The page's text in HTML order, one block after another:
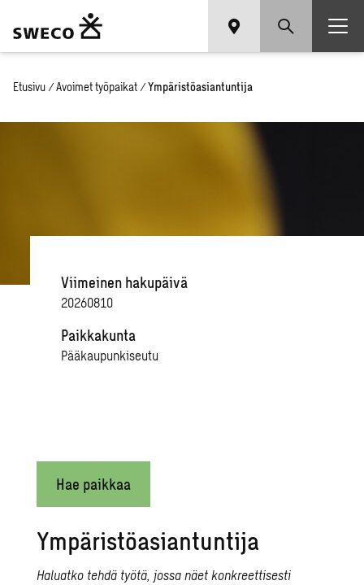
Etusivu / Avoimet työpaikat / Ympäristöasiantuntija
Viimeinen hakupäivä
20260810
Paikkakunta
Pääkaupunkiseutu
Hae paikkaa
Ympäristöasiantuntija
Haluatko tehdä työtä, jossa näet konkreettisesti